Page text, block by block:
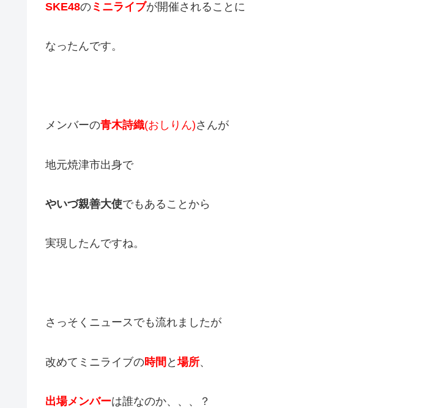
SKE48の ミニライブが開催されることに
なったんです。
メンバーの青木詩織(おしりん)さんが
地元焼津市出身で
やいづ親善大使でもあることから
実現したんですね。
さっそくニュースでも流れましたが
改めてミニライブの時間 と場所、
出場メンバーは誰なのか、、、？